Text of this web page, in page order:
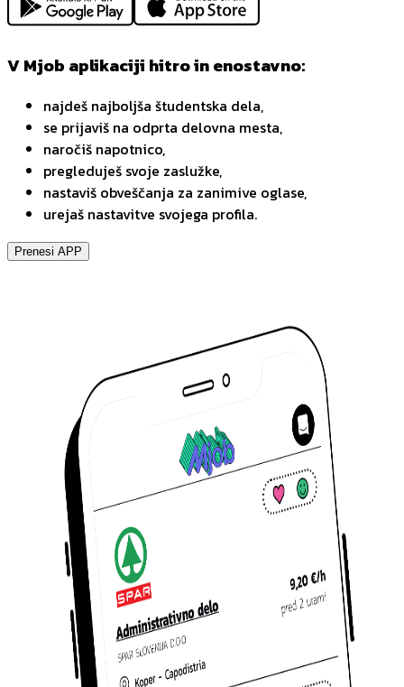
V Mjob aplikaciji hitro in enostavno:
najdeš najboljša študentska dela,
se prijaviš na odprta delovna mesta,
naročiš napotnico,
pregleduješ svoje zaslužke,
nastaviš obveščanja za zanimive oglase,
urejaš nastavitve svojega profila.
Prenesi APP